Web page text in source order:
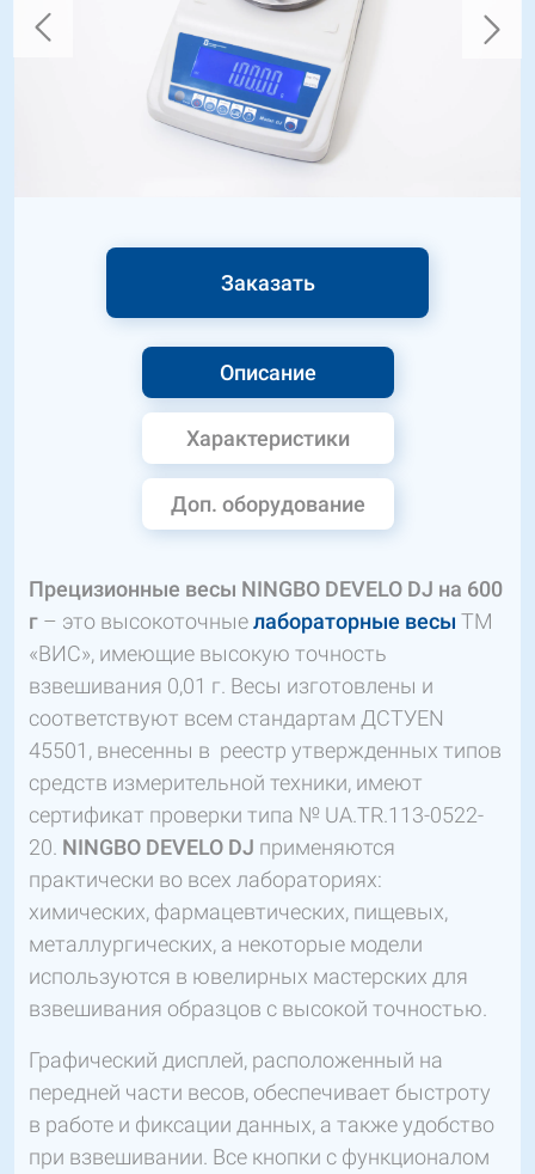
Описание
Характеристики
Доп. оборудование
Заказать
Прецизионные весы NINGBO DEVELO DJ на 600
г – это высокоточныелабораторные весы ТМ
«ВИС», имеющие высокую точность
взвешивания 0,01 г. Весы изготовлены и
соответствуют всем стандартам ДСТУEN
45501, внесенны в реестр утвержденных типов
средств измерительной техники, имеют
сертификат проверки типа № UA.TR.113-0522-
20. NINGBO DEVELO DJ применяются
практически во всех лабораториях:
химических, фармацевтических, пищевых,
металлургических, а некоторые модели
используются в ювелирных мастерских для
взвешивания образцов с высокой точностью.
Графический дисплей, расположенный на
передней части весов, обеспечивает быстроту
в работе и фиксации данных, а также удобство
при взвешивании. Все кнопки с функционалом